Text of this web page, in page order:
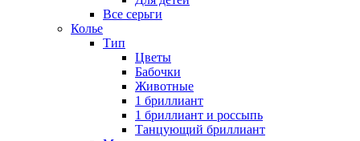
Все серьги
Колье
Тип
Цветы
Бабочки
Животные
1 бриллиант
1 бриллиант и россыпь
Танцующий бриллиант